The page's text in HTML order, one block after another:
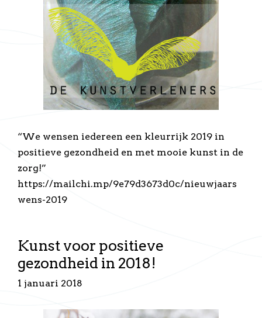
“We wensen iedereen een kleurrijk 2019 in
positieve gezondheid en met mooie kunst in de
zorg!”
https://mailchi.mp/9e79d3673d0c/nieuwjaars
wens-2019
Kunst voor positieve
gezondheid in 2018!
1 januari 2018